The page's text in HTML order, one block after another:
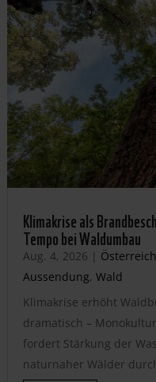
Klimakrise als
Tempo bei Waldumbau
Aug. 4, 2026 | Österreich
Aussendung, Wald
Klimakrise erhöht
dramatisch –
fordert Stärkung der
naturnaher Wälder